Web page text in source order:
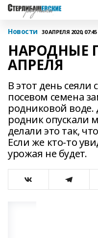
Новости 30 АПРЕЛЯ 2020, 07:45
НАРОДНЫЕ
АПРЕЛЯ
В этот день сеяли
посевом семена
родниковой
родник опускали
делали это так,
Если же кто-то
урожая не будет.